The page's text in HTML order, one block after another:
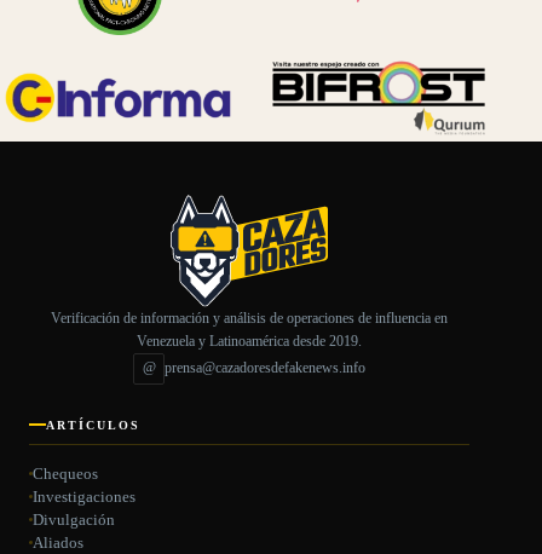
Verificación de información y análisis de operaciones de influencia en
Venezuela y Latinoamérica desde 2019.
@ prensa@cazadoresdefakenews.info
ARTÍCULOS
Chequeos
Investigaciones
Divulgación
Aliados